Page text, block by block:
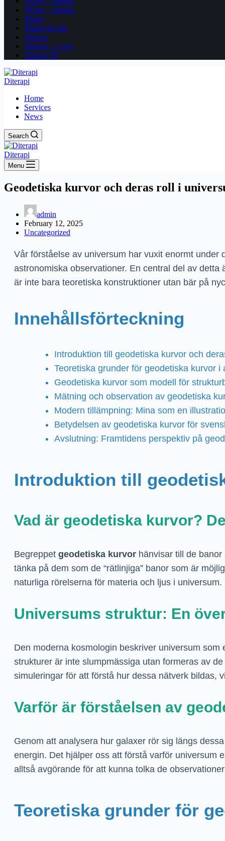
Tifony – kanker
Titano
Titano Bu Ike
Titanoo
Titanoo – Copy
Titanoo SF
Diterapi
Home
Services
News
Search
Diterapi
Menu
Geodetiska kurvor och deras roll i
admin
February 12, 2025
Uncategorized
Vår förståelse av universum har vuxit enormt
astronomiska observationer. En central del av
är inte bara teoretiska konstruktioner utan bär på
Innehållsförteckning
Introduktion till geodetiska kurvor och
Teoretiska grunder för geodetiska kurvor i
Geodetiska kurvor som modell för
Mätning och observation av geodetiska
Modern tillämpning: Mina som en
Betydelsen av geodetiska kurvor för
Avslutning: Framtidens perspektiv på
Introduktion till
Vad är geodetiska kurvor?
Begreppet geodetiska kurvor hänvisar till de
tänka på dem som de “rätlinjiga” banor som är
naturliga rörelserna för materia och ljus i
Universums struktur: En
Den moderna kosmologin beskriver universum som
strukturer är inte slumpmässiga utan formeras av
simuleringar för att förstå hur dessa nätverk bildas,
Varför är förståelsen av
Genom att analysera hur galaxer rör sig längs
energin. Det hjälper oss att förstå varför universum
alltså avgörande för att kunna tolka de
Teoretiska grunder för